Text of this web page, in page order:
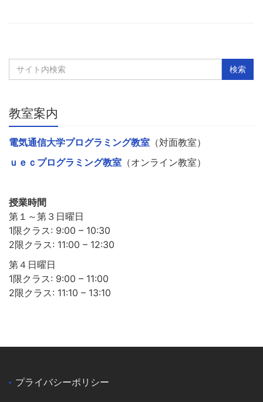
教室案内
電気通信大学プログラミング教室 （対面教室）
ｕｅｃプログラミング教室 （オンライン教室）
授業時間
第１～第３日曜日
1限クラス: 9:00 – 10:30
2限クラス: 11:00 – 12:30
第４日曜日
1限クラス: 9:00 – 11:00
2限クラス: 11:10 – 13:10
プライバシーポリシー